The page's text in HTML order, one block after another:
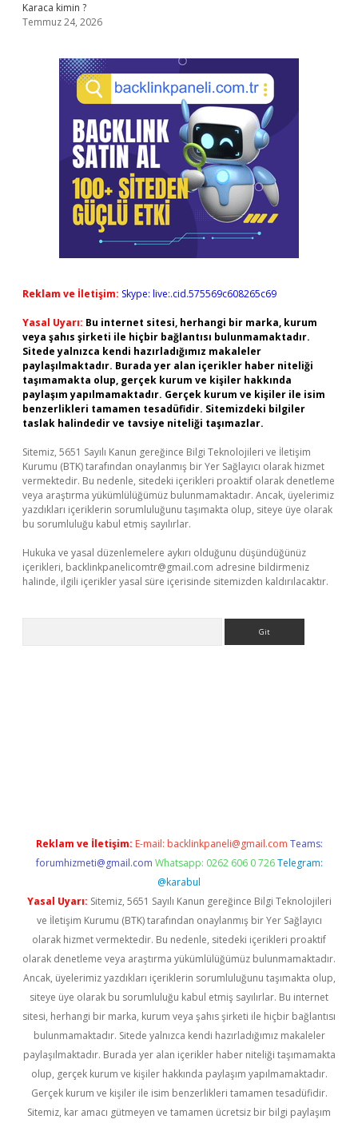
Karaca kimin ?
Temmuz 24, 2026
Reklam ve İletişim: Skype: live:.cid.575569c608265c69
Yasal Uyarı: Bu internet sitesi, herhangi bir marka, kurum
veya şahıs şirketi ile hiçbir bağlantısı bulunmamaktadır.
Sitede yalnızca kendi hazırladığımız makaleler
paylaşılmaktadır. Burada yer alan içerikler haber niteliği
taşımamakta olup, gerçek kurum ve kişiler hakkında
paylaşım yapılmamaktadır. Gerçek kurum ve kişiler ile isim
benzerlikleri tamamen tesadüfidir. Sitemizdeki bilgiler
taslak halindedir ve tavsiye niteliği taşımazlar.
Sitemiz, 5651 Sayılı Kanun gereğince Bilgi Teknolojileri ve İletişim
Kurumu (BTK) tarafından onaylanmış bir Yer Sağlayıcı olarak hizmet
vermektedir. Bu nedenle, sitedeki içerikleri proaktif olarak denetleme
veya araştırma yükümlülüğümüz bulunmamaktadır. Ancak, üyelerimiz
yazdıkları içeriklerin sorumluluğunu taşımakta olup, siteye üye olarak
bu sorumluluğu kabul etmiş sayılırlar.
Hukuka ve yasal düzenlemelere aykırı olduğunu düşündüğünüz
içerikleri, backlinkpanelicomtr@gmail.com adresine bildirmeniz
halinde, ilgili içerikler yasal süre içerisinde sitemizden kaldırılacaktır.
Reklam ve İletişim: E-mail: backlinkpaneli@gmail.com Teams:
forumhizmeti@gmail.com Whatsapp: 0262 606 0 726 Telegram:
@karabul
Yasal Uyarı: Sitemiz, 5651 Sayılı Kanun gereğince Bilgi Teknolojileri
ve İletişim Kurumu (BTK) tarafından onaylanmış bir Yer Sağlayıcı
olarak hizmet vermektedir. Bu nedenle, sitedeki içerikleri proaktif
olarak denetleme veya araştırma yükümlülüğümüz bulunmamaktadır.
Ancak, üyelerimiz yazdıkları içeriklerin sorumluluğunu taşımakta olup,
siteye üye olarak bu sorumluluğu kabul etmiş sayılırlar. Bu internet
sitesi, herhangi bir marka, kurum veya şahıs şirketi ile hiçbir bağlantısı
bulunmamaktadır. Sitede yalnızca kendi hazırladığımız makaleler
paylaşılmaktadır. Burada yer alan içerikler haber niteliği taşımamakta
olup, gerçek kurum ve kişiler hakkında paylaşım yapılmamaktadır.
Gerçek kurum ve kişiler ile isim benzerlikleri tamamen tesadüfidir.
Sitemiz, kar amacı gütmeyen ve tamamen ücretsiz bir bilgi paylaşım